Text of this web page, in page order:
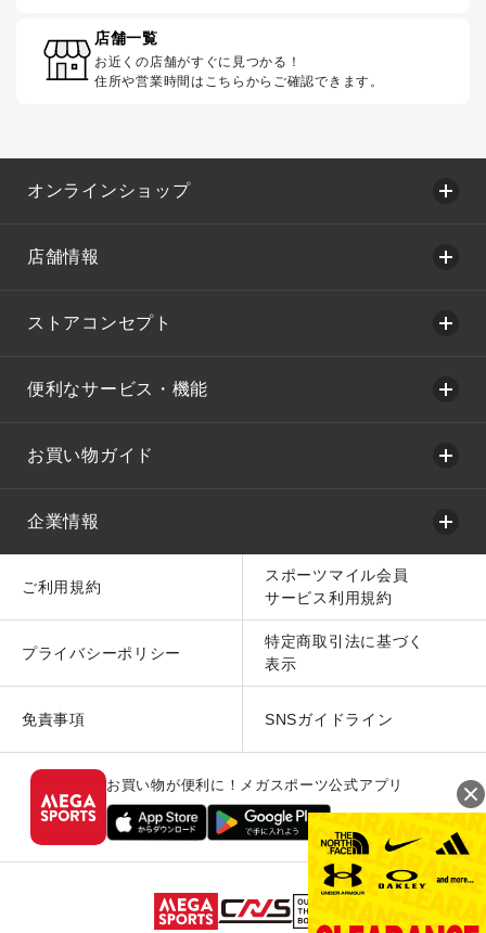
店舗一覧
お近くの店舗がすぐに見つかる！
住所や営業時間はこちらからご確認できます。
オンラインショップ
店舗情報
ストアコンセプト
便利なサービス・機能
お買い物ガイド
企業情報
ご利用規約
スポーツマイル会員
サービス利用規約
プライバシーポリシー
特定商取引法に基づく
表示
免責事項 SNSガイドライン
お買い物が便利に！メガスポーツ公式アプリ